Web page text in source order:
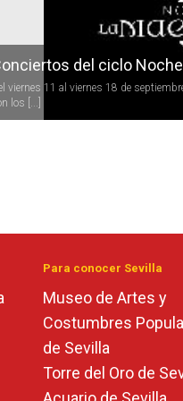
del ciclo
viernes 11 al viernes 18 de
los [...]
Para conocer Sevilla
Museo de Artes y
Costumbres
de Sevilla
Torre del Oro de